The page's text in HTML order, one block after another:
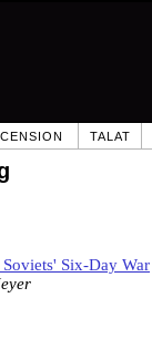
TALAT
Soviets' Six-Day War